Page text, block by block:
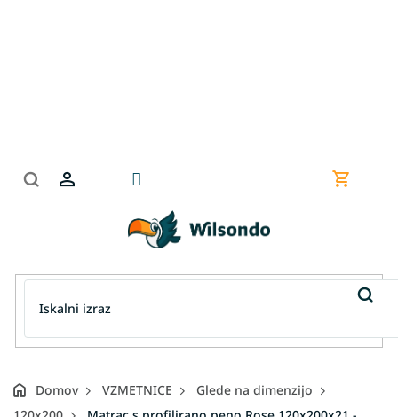
Domov VZMETNICE
Glede na dimenzijo